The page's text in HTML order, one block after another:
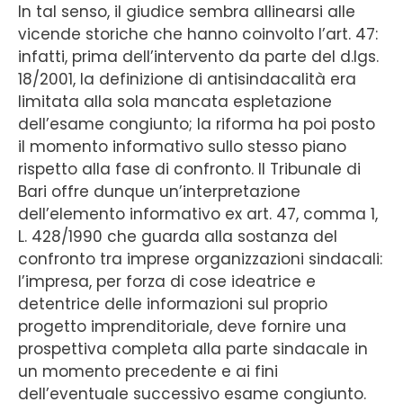
In tal senso, il giudice sembra allinearsi alle
vicende storiche che hanno coinvolto l’art. 47:
infatti, prima dell’intervento da parte del d.lgs.
18/2001, la definizione di antisindacalità era
limitata alla sola mancata espletazione
dell’esame congiunto; la riforma ha poi posto
il momento informativo sullo stesso piano
rispetto alla fase di confronto. Il Tribunale di
Bari offre dunque un’interpretazione
dell’elemento informativo ex art. 47, comma 1,
L. 428/1990 che guarda alla sostanza del
confronto tra imprese organizzazioni sindacali:
l’impresa, per forza di cose ideatrice e
detentrice delle informazioni sul proprio
progetto imprenditoriale, deve fornire una
prospettiva completa alla parte sindacale in
un momento precedente e ai fini
dell’eventuale successivo esame congiunto.